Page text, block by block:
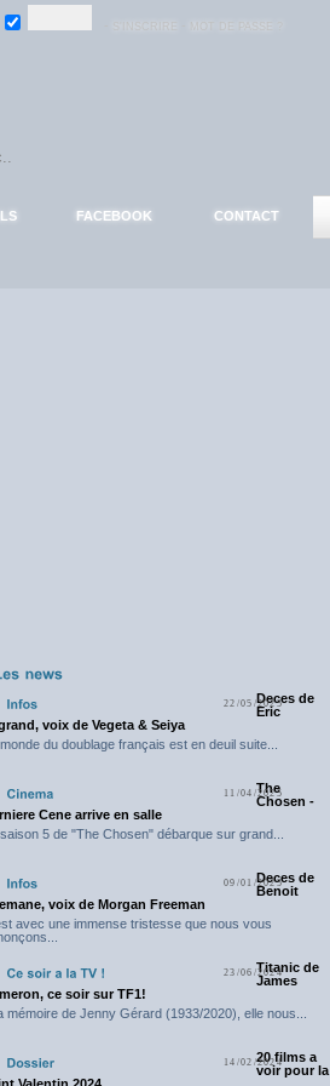
FACEBOOK CONTACT
22/05/2025Deces de
Eric
voix de Vegeta & Seiya
du doublage français est en deuil suite...
11/04/2025
The
Chosen -
Cene arrive en salle
5 de "The Chosen" débarque sur grand...
09/01/2025Deces de
Benoit
voix de Morgan Freeman
avec une immense tristesse que nous vous
23/06/2024Titanic de
James
ce soir sur TF1!
mémoire de Jenny Gérard (1933/2020), elle nous...
14/02/202420 films a
voir pour la